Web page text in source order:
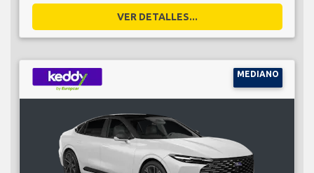
VER DETALLES...
MEDIANO